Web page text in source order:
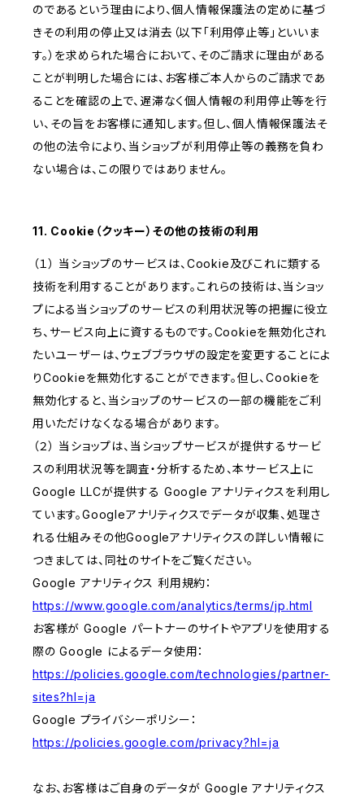
のであるという理由により、個人情報保護法の定めに基づ
きその利用の停止又は消去（以下「利用停止等」といいま
す。）を求められた場合において、そのご請求に理由がある
ことが判明した場合には、お客様ご本人からのご請求であ
ることを確認の上で、遅滞なく個人情報の利用停止等を行
い、その旨をお客様に通知します。但し、個人情報保護法そ
の他の法令により、当ショップが利用停止等の義務を負わ
ない場合は、この限りではありません。
11. Cookie（クッキー）その他の技術の利用
（１） 当ショップのサービスは、Cookie及びこれに類する
技術を利用することがあります。これらの技術は、当ショッ
プによる当ショップのサービスの利用状況等の把握に役立
ち、サービス向上に資するものです。Cookieを無効化され
たいユーザーは、ウェブブラウザの設定を変更することによ
りCookieを無効化することができます。但し、Cookieを
無効化すると、当ショップのサービスの一部の機能をご利
用いただけなくなる場合があります。
（２） 当ショップは、当ショップサービスが提供するサービ
スの利用状況等を調査・分析するため、本サービス上に
Google LLCが提供する Google アナリティクスを利用し
ています。Googleアナリティクスでデータが収集、処理さ
れる仕組みその他Googleアナリティクスの詳しい情報に
つきましては、同社のサイトをご覧ください。
Google アナリティクス 利用規約：
https://www.google.com/analytics/terms/jp.html
お客様が Google パートナーのサイトやアプリを使用する
際の Google によるデータ使用：
https://policies.google.com/technologies/partner-
sites?hl=ja
Google プライバシーポリシー：
https://policies.google.com/privacy?hl=ja
なお、お客様はご自身のデータが Google アナリティクス